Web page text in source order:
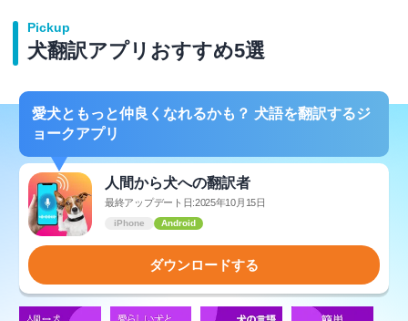
Pickup
犬翻訳アプリおすすめ5選
愛犬ともっと仲良くなれるかも？ 犬語を翻訳するジ
ョークアプリ
人間から犬への翻訳者
最終アップデート日:2025年10月15日
iPhone Android
ダウンロードする